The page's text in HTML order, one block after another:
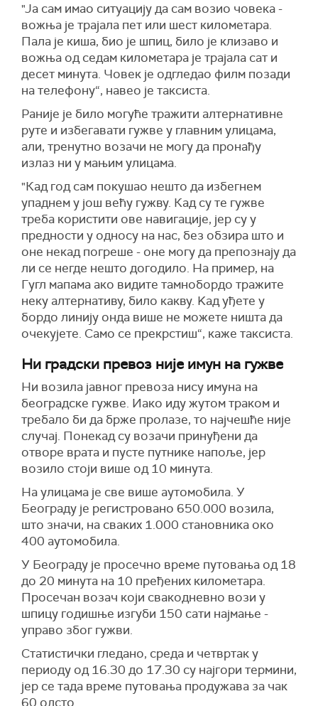
"Ја сам имао ситуацију да сам возио човека -
вожња је трајала пет или шест километара.
Пала је киша, био је шпиц, било је клизаво и
вожња од седам километара је трајала сат и
десет минута. Човек је одгледао филм позади
на телефону“, навео је таксиста.
Раније је било могуће тражити алтернативне
руте и избегавати гужве у главним улицама,
али, тренутно возачи не могу да пронађу
излаз ни у мањим улицама.
"Кад год сам покушао нешто да избегнем
упаднем у још већу гужву. Кад су те гужве
треба користити ове навигације, јер су у
предности у односу на нас, без обзира што и
оне некад погреше - оне могу да препознају да
ли се негде нешто догодило. На пример, на
Гугл мапама ако видите тамнобордо тражите
неку алтернативу, било какву. Kад уђете у
бордо линију онда више не можете ништа да
очекујете. Само се прекрстиш“, каже таксиста.
Ни градски превоз није имун на гужве
Ни возила јавног превоза нису имуна на
београдске гужве. Иако иду жутом траком и
требало би да брже пролазе, то најчешће није
случај. Понекад су возачи принуђени да
отворе врата и пусте путнике напоље, јер
возило стоји више од 10 минута.
На улицама је све више аутомобила. У
Београду је регистровано 650.000 возила,
што значи, на сваких 1.000 становника око
400 аутомобила.
У Београду је просечно време путовања од 18
до 20 минута на 10 пређених километара.
Просечан возач који свакодневно вози у
шпицу годишње изгуби 150 сати најмање -
управо због гужви.
Статистички гледано, среда и четвртак у
периоду од 16.30 до 17.30 су најгори термини,
јер се тада време путовања продужава за чак
60 одсто.